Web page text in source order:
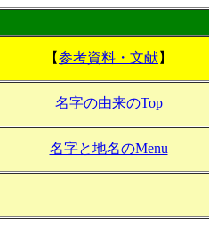
【参考資料・文献】
名字の由来のTop
名字と地名のMenu